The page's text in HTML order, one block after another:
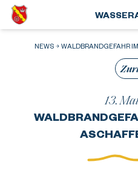
NEWS WALDBRANDGEFAHR
13.